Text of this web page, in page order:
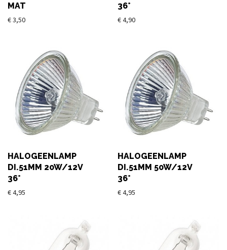
MAT
€3,50
36°
€4,90
HALOGEENLAMP
DI.51MM 20W/12V
36°
€4,95
HALOGEENLAMP
DI.51MM 50W/12V
36°
€4,95